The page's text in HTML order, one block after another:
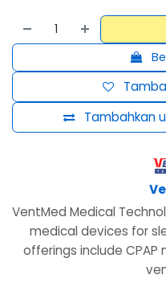
Tambahkan
VentMed Medical
medical devices for
offerings include CPAP